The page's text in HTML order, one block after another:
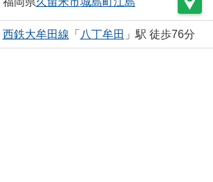
西鉄大牟田線 「 八丁牟田 」駅 徒歩76分